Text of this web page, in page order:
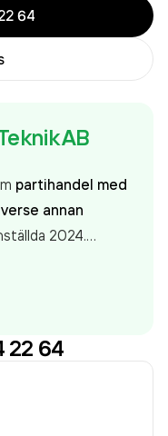
64
AB
partihandel med
annan
2024.
aktivt sedan
66 763 000,00 kr
22 64